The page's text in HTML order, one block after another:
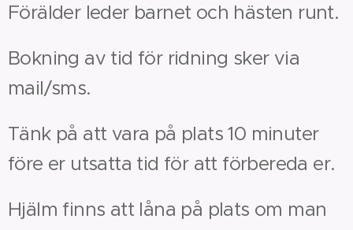
Förälder leder barnet och hästen runt.
Bokning av tid för ridning sker via
mail/sms.
Tänk på att vara på plats 10 minuter
före er utsatta tid för att förbereda er.
Hjälm finns att låna på plats om man